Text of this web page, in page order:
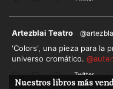
Artezblai Teatro
'Colors', una pieza para la
universo cromático.
Twitter
Nuestros libros más